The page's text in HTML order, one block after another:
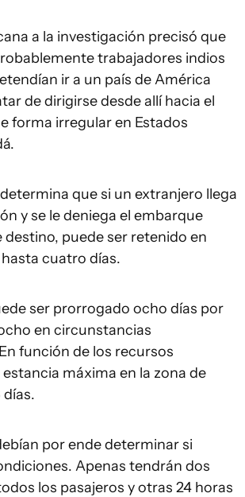
a la investigación precisó que
trabajadores indios
ir a un país de América
de dirigirse desde allí hacia el
forma irregular en Estados
que si un extranjero llega
y se le deniega el embarque
destino, puede ser retenido en
cuatro días.
ser prorrogado ocho días por
en circunstancias
función de los recursos
máxima en la zona de
días.
por ende determinar si
Apenas tendrán dos
los pasajeros y otras 24 horas